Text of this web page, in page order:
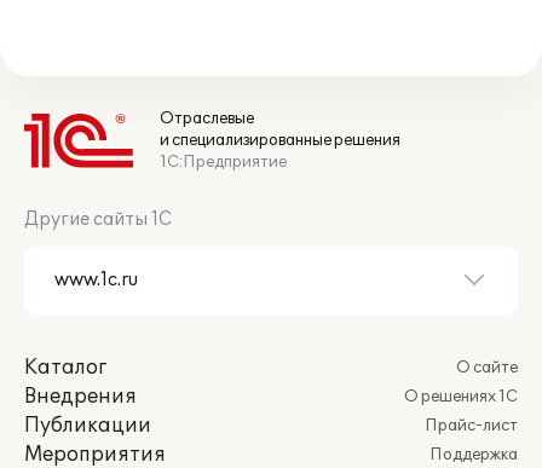
Отраслевые
и специализированные решения
1С:Предприятие
Другие сайты 1С
Каталог
Внедрения
Публикации
Мероприятия
О сайте
О решениях 1С
Прайс-лист
Поддержка